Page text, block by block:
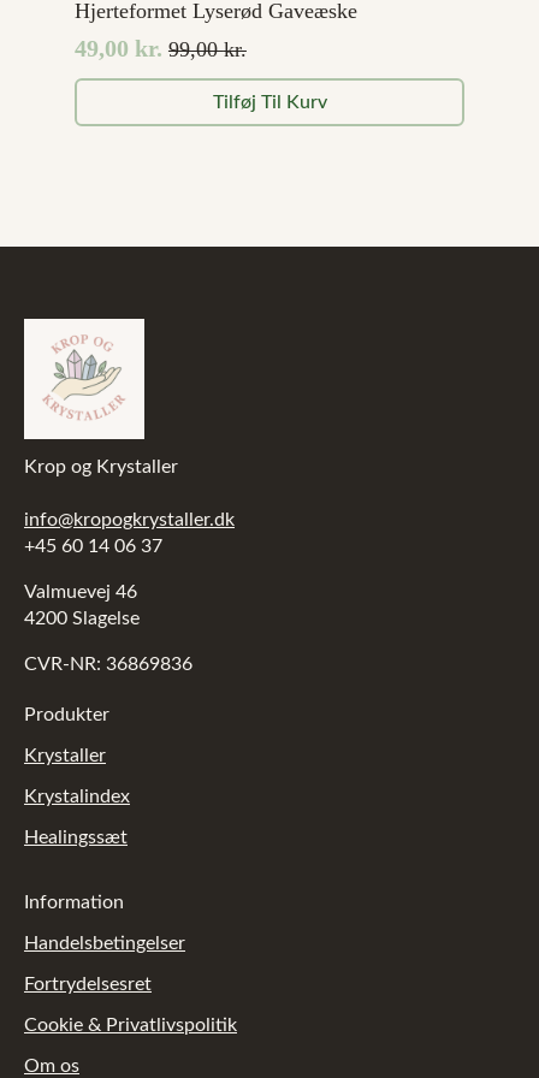
Hjerteformet Lyserød Gaveæske
99,00kr.
Den
oprindelige
pris
49,00 kr.
Den
aktuelle
pris
Tilføj Til Kurv
Krop og Krystaller
info@kropogkrystaller.dk
+45 60 14 06 37
Valmuevej 46
4200 Slagelse
CVR-NR: 36869836
Produkter
Krystaller
Krystalindex
Healingssæt
Information
Handelsbetingelser
Fortrydelsesret
Cookie & Privatlivspolitik
Om os